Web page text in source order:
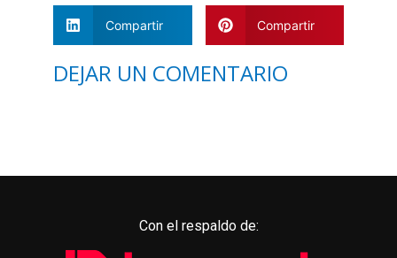
Compartir Compartir
DEJAR UN COMENTARIO
Con el respaldo de: